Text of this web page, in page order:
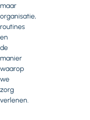
maar
organisatie,
routines
en
de
manier
waarop
we
zorg
verlenen.